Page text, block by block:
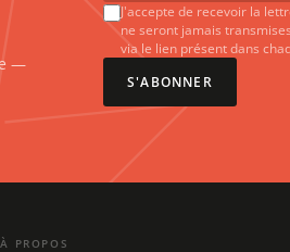
—
J'accepte de recevoir la
ne seront jamais
via le lien présent dans
S'ABONNER
À PROPOS